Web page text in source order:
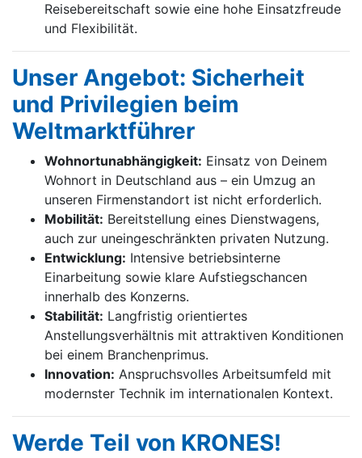
Reisebereitschaft sowie eine hohe Einsatzfreude
und Flexibilität.
Unser Angebot: Sicherheit
und Privilegien beim
Weltmarktführer
Wohnortunabhängigkeit: Einsatz von Deinem
Wohnort in Deutschland aus – ein Umzug an
unseren Firmenstandort ist nicht erforderlich.
Mobilität: Bereitstellung eines Dienstwagens,
auch zur uneingeschränkten privaten Nutzung.
Entwicklung: Intensive betriebsinterne
Einarbeitung sowie klare Aufstiegschancen
innerhalb des Konzerns.
Stabilität: Langfristig orientiertes
Anstellungsverhältnis mit attraktiven Konditionen
bei einem Branchenprimus.
Innovation: Anspruchsvolles Arbeitsumfeld mit
modernster Technik im internationalen Kontext.
Werde Teil von KRONES!